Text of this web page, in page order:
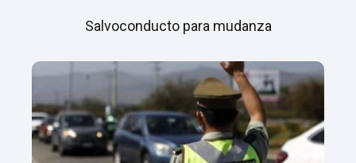
Salvoconducto para mudanza